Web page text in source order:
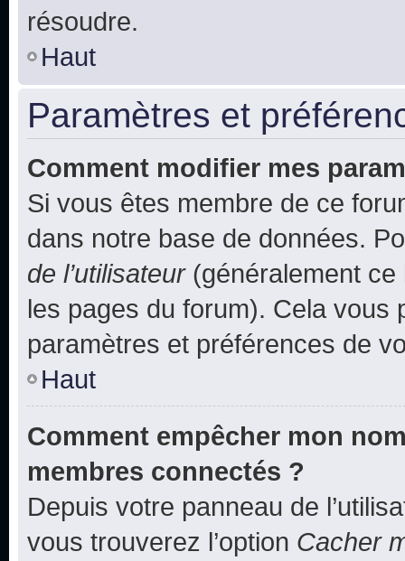
résoudre.
Haut
Paramètres et
Comment modifier mes
Si vous êtes membre de ce
dans notre base de données.
de l’utilisateur(généralement ce
les pages du forum). Cela vous
paramètres et préférences de
Haut
Comment empêcher mon
membres connectés ?
Depuis votre panneau de
vous trouverez l’option Cacher